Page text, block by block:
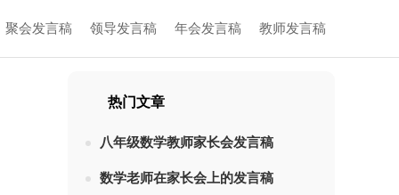
聚会发言稿 领导发言稿 年会发言稿 教师发言稿
热门文章
八年级数学教师家长会发言稿
数学老师在家长会上的发言稿